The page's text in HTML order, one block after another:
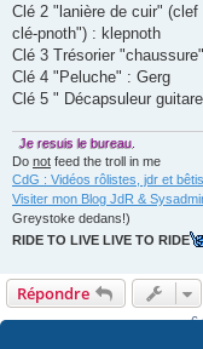
a
g
Clé 2 "lanière de cuir"
clé-pnoth") : klepnoth
Clé 3 Trésorier
Clé 4 "Peluche" : Gerg
Clé 5 " Décapsuleur
Je resuis le bureau.
Do not feed the troll in me
CdG : Vidéos rôlistes, jdr et
Visiter mon Blog JdR &
Greystoke dedans!)
RIDE TO LIVE LIVE TO RIDE
Répondre
6